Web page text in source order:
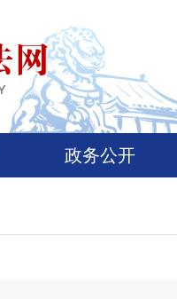
政务公开